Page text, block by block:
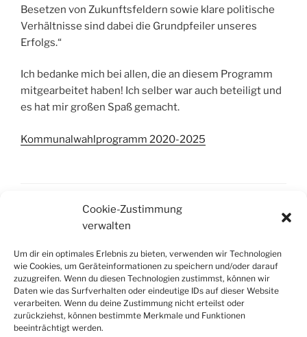
Cookie-Zustimmung
verwalten
Um dir ein optimales Erlebnis zu bieten, verwenden wir Technologien
wie Cookies, um Geräteinformationen zu speichern und/oder darauf
zuzugreifen. Wenn du diesen Technologien zustimmst, können wir
Daten wie das Surfverhalten oder eindeutige IDs auf dieser Website
verarbeiten. Wenn du deine Zustimmung nicht erteilst oder
zurückziehst, können bestimmte Merkmale und Funktionen
beeinträchtigt werden.
Besetzen von Zukunftsfeldern sowie klare politische
Verhältnisse sind dabei die Grundpfeiler unseres
Erfolgs.“
Ich bedanke mich bei allen, die an diesem Programm
mitgearbeitet haben! Ich selber war auch beteiligt und
es hat mir großen Spaß gemacht.
Kommunalwahlprogramm 2020-2025
KATEGORIEN
WEILERSWIST
SCHLAGWÖRTER
EUSKIRCHEN
Beitragsnavigation
Vorheriger
ZURÜCK